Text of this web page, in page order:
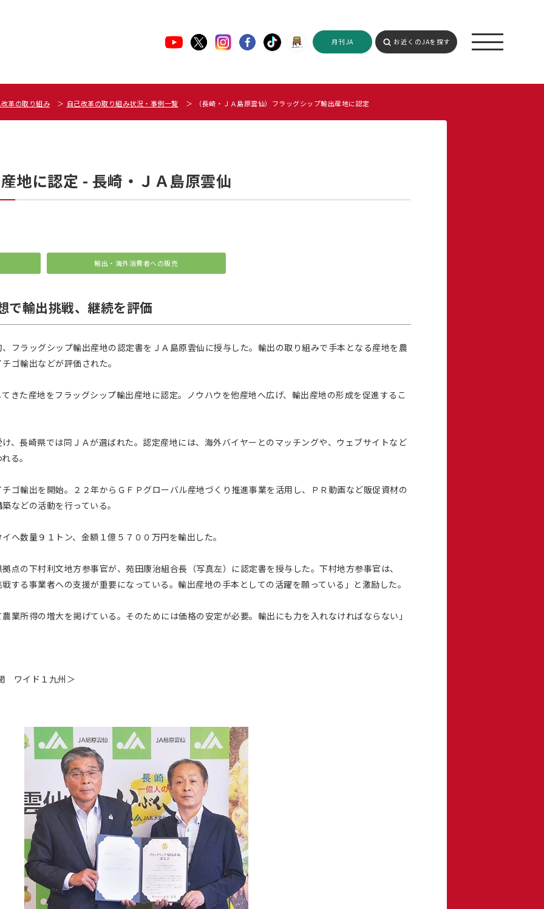
月刊JA お近くのJAを探す
革の取り組み 自己改革の取り組み状況・事例一覧 （長崎・ＪＡ島原雲仙）フラッグシップ輸出産地に認定
地に認定 - 長崎・ＪＡ島原雲仙
輸出・海外消費者への販売
で輸出挑戦、継続を評価
フラッグシップ輸出産地の認定書をＪＡ島原雲仙に授与した。輸出の取り組みで手本となる産地を農
ゴ輸出などが評価された。
きた産地をフラッグシップ輸出産地に認定。ノウハウを他産地へ広げ、輸出産地の形成を促進するこ
、長崎県では同ＪＡが選ばれた。認定産地には、海外バイヤーとのマッチングや、ウェブサイトなど
る。
ゴ輸出を開始。２２年からＧＦＰグローバル産地づくり推進事業を活用し、ＰＲ動画など販促資材の
などの活動を行っている。
へ数量９１トン、金額１億５７００万円を輸出した。
点の下村利文地方参事官が、苑田康治組合長（写真左）に認定書を授与した。下村地方参事官は、
する事業者への支援が重要になっている。輸出産地の手本としての活躍を願っている」と激励した。
業所得の増大を掲げている。そのためには価格の安定が必要。輸出にも力を入れなければならない」
ワイド１九州＞